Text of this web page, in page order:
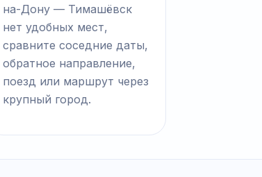
на-Дону — Тимашёвск
нет удобных мест,
сравните соседние даты,
обратное направление,
поезд или маршрут через
крупный город.